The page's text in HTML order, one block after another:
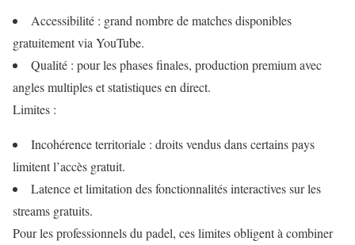
Accessibilité : grand nombre de matches disponibles
gratuitement via YouTube.
Qualité : pour les phases finales, production premium avec
angles multiples et statistiques en direct.
Limites :
Incohérence territoriale : droits vendus dans certains pays
limitent l’accès gratuit.
Latence et limitation des fonctionnalités interactives sur les
streams gratuits.
Pour les professionnels du padel, ces limites obligent à combiner